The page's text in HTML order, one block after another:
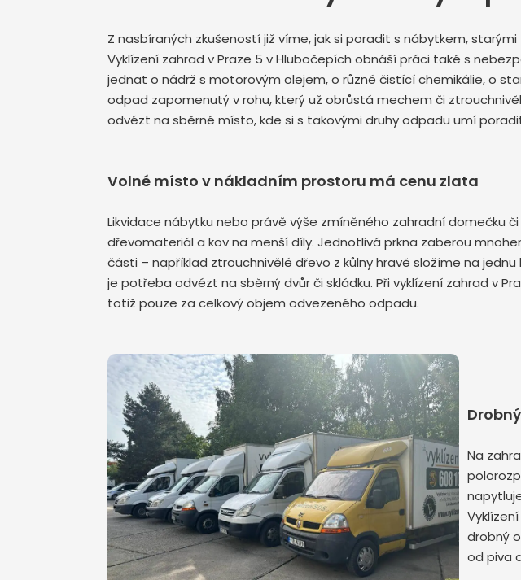
Z nasbíraných zkušeností již víme, jak si poradit s nábytkem,
Vyklízení zahrad v Praze 5 v Hlubočepích obnáší práci také s
jednat o nádrž s motorovým olejem, o různé čistící chemikálie, o
odpad zapomenutý v rohu, který už obrůstá mechem či
odvézt na sběrné místo, kde si s takovými druhy odpadu umí
Volné místo v nákladním prostoru má cenu zlata
Likvidace nábytku nebo právě výše zmíněného zahradní domečku
dřevomateriál a kov na menší díly. Jednotlivá prkna zaberou
části – například ztrouchnivělé dřevo z kůlny hravě složíme na
je potřeba odvézt na sběrný dvůr či skládku. Při vyklízení zahrad v
totiž pouze za celkový objem odvezeného odpadu.
Na
drobný
od piva
Odeslat zprávu